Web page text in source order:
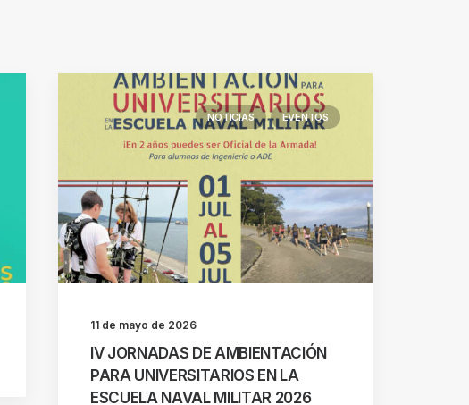
NOTICIAS EVENTOS
11 de mayo de 2026
IV JORNADAS DE AMBIENTACIÓN
PARA UNIVERSITARIOS EN LA
ESCUELA NAVAL MILITAR 2026